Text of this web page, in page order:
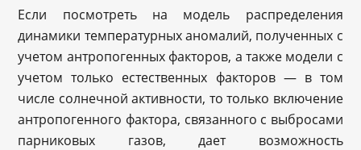
Если посмотреть на модель распределения
динамики температурных аномалий, полученных с
учетом антропогенных факторов, а также модели с
учетом только естественных факторов — в том
числе солнечной активности, то только включение
антропогенного фактора, связанного с выбросами
парниковых газов, дает возможность